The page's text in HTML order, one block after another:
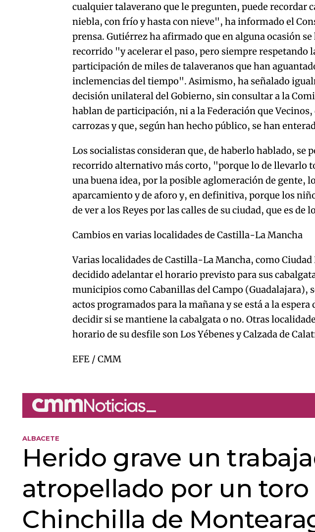
cualquier talaverano que le pregunten, puede recordar
niebla, con frío y hasta con nieve", ha informado el
prensa. Gutiérrez ha afirmado que en alguna ocasión
recorrido "y acelerar el paso, pero siempre respetando
participación de miles de talaveranos que han
inclemencias del tiempo". Asimismo, ha señalado
decisión unilateral del Gobierno, sin consultar a la
hablan de participación, ni a la Federación que
carrozas y que, según han hecho público, se han
Los socialistas consideran que, de haberlo hablado, se
recorrido alternativo más corto, "porque lo de llevarlo
una buena idea, por la posible aglomeración de gente,
aparcamiento y de aforo y, en definitiva, porque los
de ver a los Reyes por las calles de su ciudad, que es de
Cambios en varias localidades de Castilla-La Mancha
Varias localidades de Castilla-La Mancha, como
decidido adelantar el horario previsto para sus
municipios como Cabanillas del Campo (Guadalajara),
actos programados para la mañana y se está a la
decidir si se mantiene la cabalgata o no. Otras
horario de su desfile son Los Yébenes y Calzada de
EFE / CMM
ALBACETE
Herido grave un
atropellado por un
Chinchilla de